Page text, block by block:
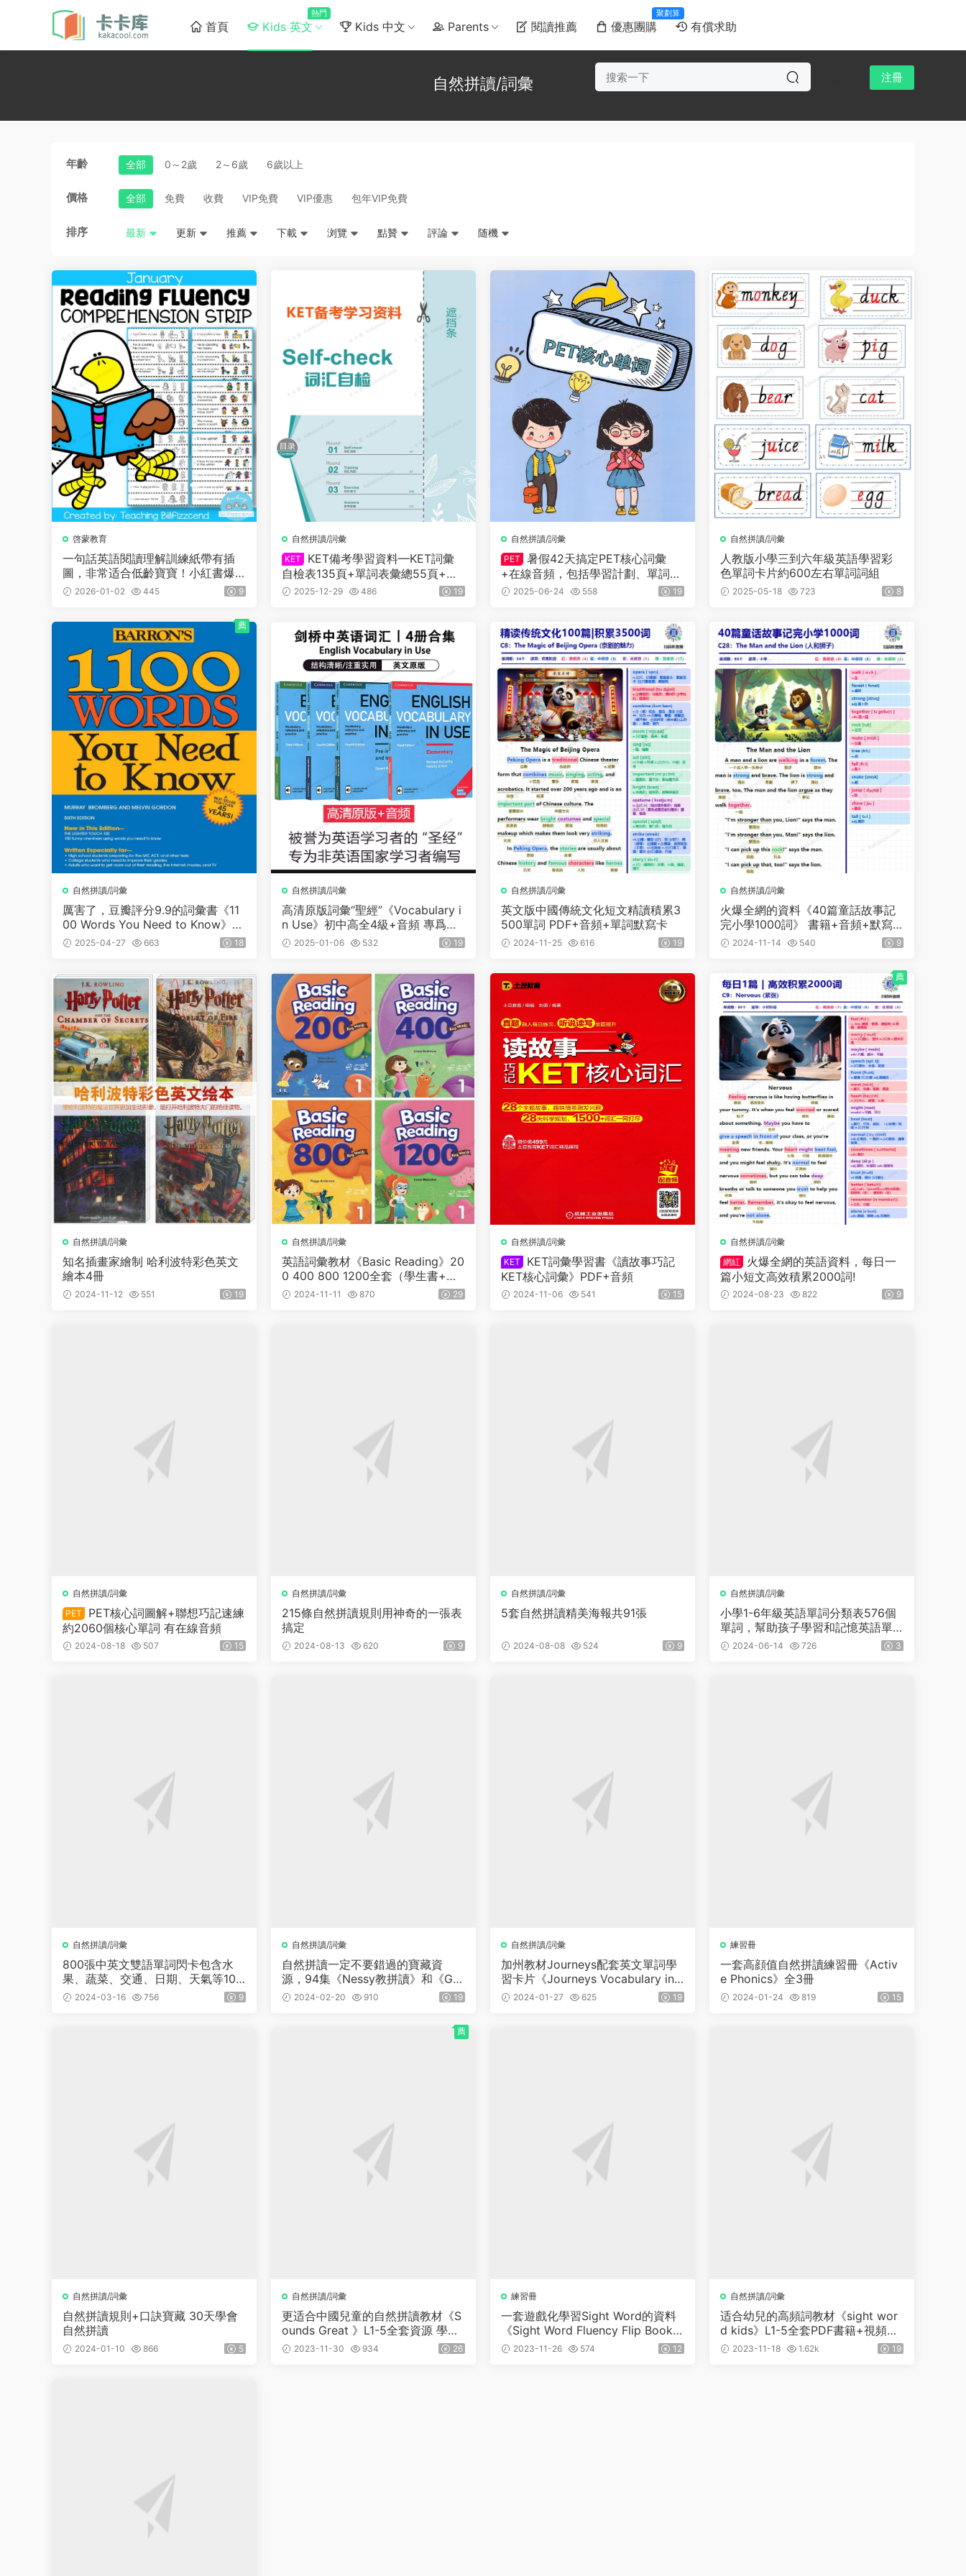
首頁 Kids 英文
熱門
Kids 中文 Parents 閱讀推薦 優惠團購
聚劃算
有償求助
注冊
自然拼讀/詞彙
年齡 全部 0～2歲 2～6歲 6歲以上
價格 全部 免費 收費 VIP免費 VIP優惠 包年VIP免費
排序 最新 更新 推薦 下載 浏覽 點贊 評論 随機
啓蒙教育
一句話英語閱讀理解訓練紙帶有插
圖，非常适合低齡寶寶！小紅書爆
款！2026-01-02 445 9
自然拼讀/詞彙
KET
KET備考學習資料—KET詞彙
自檢表135頁+單詞表彙總55頁+單
詞描紅102頁+高分秘籍一本通手冊
2025-12-29 486 19
自然拼讀/詞彙
PET
暑假42天搞定PET核心詞彙
+在線音頻，包括學習計劃、單詞講
解、背誦卡、默寫、練習題，從單
2025-06-24 558 19
自然拼讀/詞彙
人教版小學三到六年級英語學習彩
色單詞卡片約600左右單詞詞組
2025-05-18 723 8
自然拼讀/詞彙
厲害了，豆瓣評分9.9的詞彙書《11
00 Words You Need to Know》P
DF+音頻，當之無愧的一本暢銷書
2025-04-27 663 18
薦
自然拼讀/詞彙
高清原版詞彙“聖經”《Vocabulary i
n Use》初中高全4級+音頻 專爲非
英語國家學習者編寫
2025-01-06 532 19
自然拼讀/詞彙
英文版中國傳統文化短文精讀積累3
500單詞 PDF+音頻+單詞默寫卡
2024-11-25 616 19
自然拼讀/詞彙
火爆全網的資料《40篇童話故事記
完小學1000詞》 書籍+音頻+默寫
紙，輕松記單詞
2024-11-14 540 9
自然拼讀/詞彙
知名插畫家繪制 哈利波特彩色英文
繪本4冊
2024-11-12 551 19
自然拼讀/詞彙
英語詞彙教材《Basic Reading》20
0 400 800 1200全套（學生書+教
師書+練習冊+音頻等）
2024-11-11 870 29
自然拼讀/詞彙
KET
KET詞彙學習書《讀故事巧記
KET核心詞彙》PDF+音頻
2024-11-06 541 15
自然拼讀/詞彙
網紅
火爆全網的英語資料，每日一
篇小短文高效積累2000詞!
2024-08-23 822 9
薦
自然拼讀/詞彙
PET
PET核心詞圖解+聯想巧記速練
約2060個核心單詞 有在線音頻
2024-08-18 507 15
自然拼讀/詞彙
215條自然拼讀規則用神奇的一張表
搞定
2024-08-13 620 9
自然拼讀/詞彙
5套自然拼讀精美海報共91張
2024-08-08 524 9
自然拼讀/詞彙
小學1-6年級英語單詞分類表576個
單詞，幫助孩子學習和記憶英語單
詞 2024-06-14 726 3
自然拼讀/詞彙
800張中英文雙語單詞閃卡包含水
果、蔬菜、交通、日期、天氣等10
大類單詞
2024-03-16 756 9
自然拼讀/詞彙
自然拼讀一定不要錯過的寶藏資
源，94集《Nessy教拼讀》和《Go
Hairy》教學視頻
2024-02-20 910 19
自然拼讀/詞彙
加州教材Journeys配套英文單詞學
習卡片《Journeys Vocabulary in
Context Cards》GK-G6 共7本
2024-01-27 625 19
練習冊
一套高顔值自然拼讀練習冊《Activ
e Phonics》全3冊
2024-01-24 819 15
自然拼讀/詞彙
自然拼讀規則+口訣寶藏 30天學會
自然拼讀
2024-01-10 866 5
自然拼讀/詞彙
更适合中國兒童的自然拼讀教材《S
ounds Great 》L1-5全套資源 學生
書+練習冊+音頻+閃卡+閱讀書
2023-11-30 934 26
薦
練習冊
一套遊戲化學習Sight Word的資料
《Sight Word Fluency Flip Book》
共462頁
2023-11-26 574 12
自然拼讀/詞彙
适合幼兒的高頻詞教材《sight wor
d kids》L1-5全套PDF書籍+視頻動
畫 2023-11-18 1.62k 19